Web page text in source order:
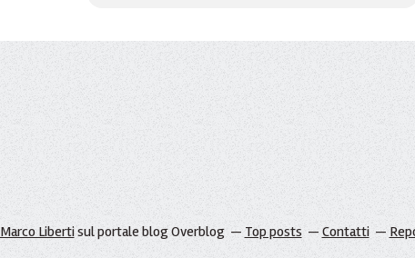
Marco Libertisul portale blog Overblog Top posts Contatti